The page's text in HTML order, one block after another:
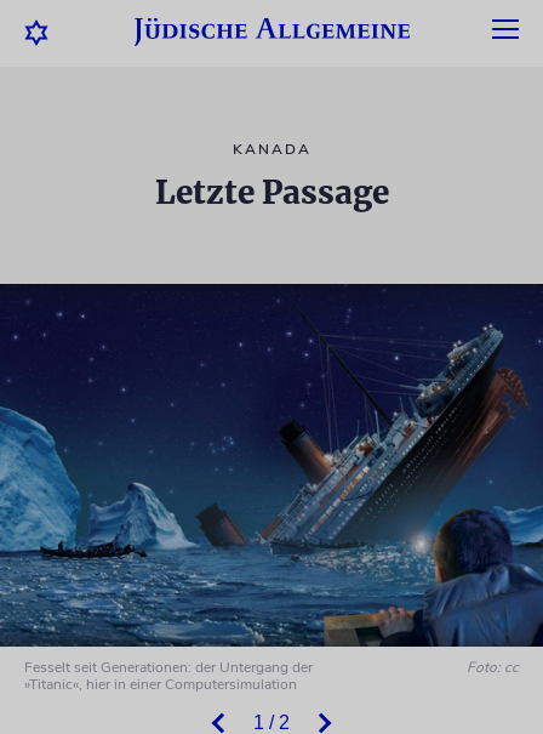
KANADA
Letzte Passage
1 / 2
Fesselt seit Generationen: der Untergang der
»Titanic«, hier in einer Computersimulation
Foto: cc